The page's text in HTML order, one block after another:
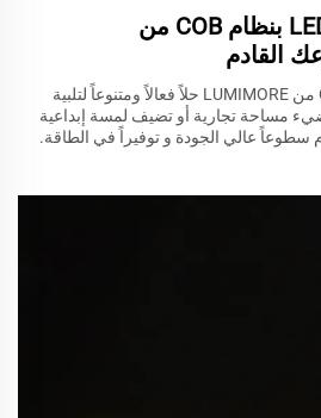
لماذا تختار أشرطة LED بنظام COB من
توفر أشرطة LED بنظام COB من LUMIMORE حلاً فعالاً ومتنوعاً لتلبية
مساحة تجارية أو تضيف لمسة إبداعية
سطوعاً عالي الجودة و توفيراً في الطاقة.